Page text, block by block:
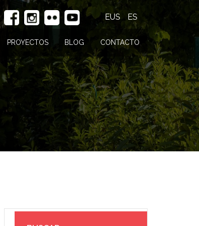
EUS ES
PROYECTOS BLOG CONTACTO